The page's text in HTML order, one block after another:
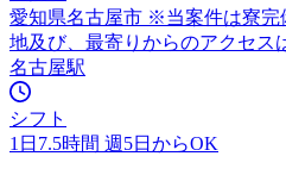
愛知県名古屋市 ※当案件は寮完
地及び、最寄りからのアクセス
名古屋駅
シフト
1日7.5時間 週5日からOK